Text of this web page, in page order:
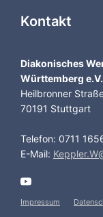
Kontakt
Diakonisches
Württemberg e.V.
Heilbronner
70191 Stuttgart
Telefon: 0711
E-Mail:
Impressum